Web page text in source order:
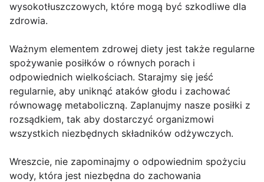
wysokotłuszczowych, które mogą być szkodliwe dla
zdrowia.
Ważnym elementem zdrowej diety jest także regularne
spożywanie posiłków o równych porach i
odpowiednich wielkościach. Starajmy się jeść
regularnie, aby uniknąć ataków głodu i zachować
równowagę metaboliczną. Zaplanujmy nasze posiłki z
rozsądkiem, tak aby dostarczyć organizmowi
wszystkich niezbędnych składników odżywczych.
Wreszcie, nie zapominajmy o odpowiednim spożyciu
wody, która jest niezbędna do zachowania